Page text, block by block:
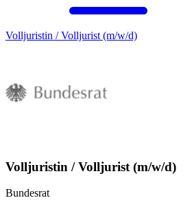
Volljuristin / Volljurist (m/w/d)
Volljuristin / Volljurist (m/w/d)
Bundesrat